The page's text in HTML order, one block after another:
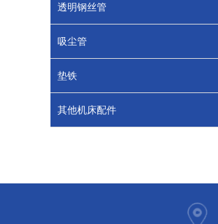
透明钢丝管
吸尘管
垫铁
其他机床配件